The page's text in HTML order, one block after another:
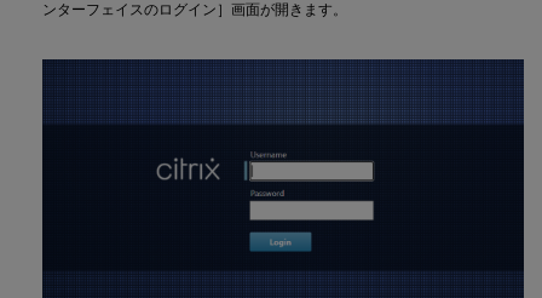
ンターフェイスのログイン］画面が開きます。